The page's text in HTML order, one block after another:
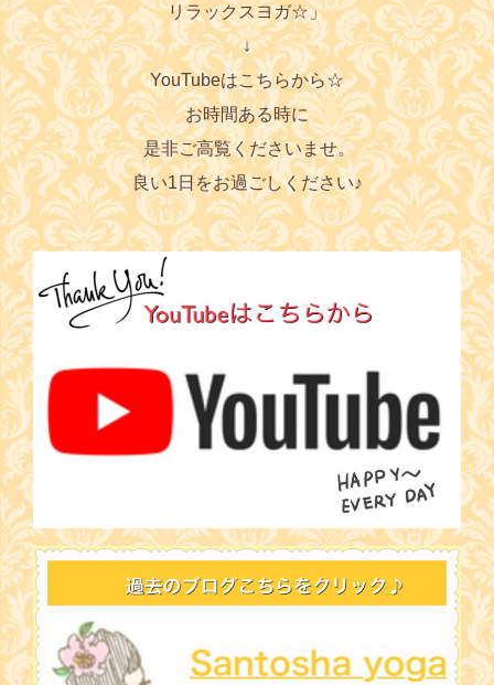
リラックスヨガ☆」
↓
YouTubeはこちらから☆
お時間ある時に
是非ご高覧くださいませ。
良い1日をお過ごしください♪